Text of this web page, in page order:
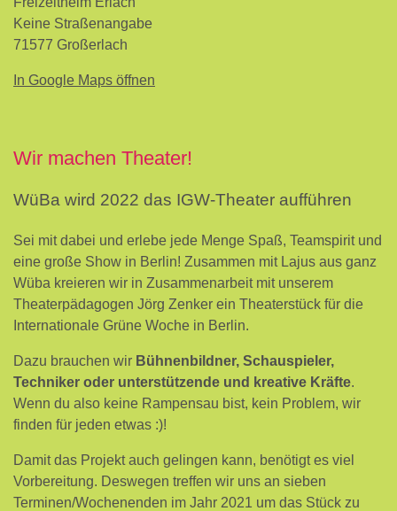
Keine Straßenangabe
71577 Großerlach
In Google Maps öffnen
Wir machen Theater!
WüBa wird 2022 das IGW-Theater aufführen
Sei mit dabei und erlebe jede Menge Spaß, Teamspirit und
eine große Show in Berlin! Zusammen mit Lajus aus ganz
Wüba kreieren wir in Zusammenarbeit mit unserem
Theaterpädagogen Jörg Zenker ein Theaterstück für die
Internationale Grüne Woche in Berlin.
Dazu brauchen wir Bühnenbildner, Schauspieler,
Techniker oder unterstützende und kreative Kräfte.
Wenn du also keine Rampensau bist, kein Problem, wir
finden für jeden etwas :)!
Damit das Projekt auch gelingen kann, benötigt es viel
Vorbereitung. Deswegen treffen wir uns an sieben
Terminen/Wochenenden im Jahr 2021 um das Stück zu